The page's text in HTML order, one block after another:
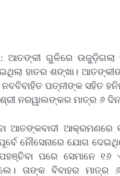
ଆତଙ୍କୀ ଗୁଳିରେ
ହାତର ଶଙ୍ଖା।
ପତ୍ନୀଙ୍କ ସହିତ
ନରୱାଲଙ୍କର ମାତ୍ର ୬ ଦିନ
ଆତଙ୍କବାଦୀ ଆକ୍ରମଣରେ
ନୌସେନାରେ ଯୋଗ
ପରେ ସେମାନେ
ତାଙ୍କ ବିବାହର